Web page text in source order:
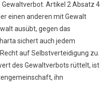
Artikel 2 Absatz 4
einen anderen mit Gewalt
ausübt, gegen das
sichert auch jedem
auf Selbstverteidigung zu.
des Gewaltverbots rüttelt, ist
ihn